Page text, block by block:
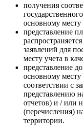
получения
основному месту
представление
заявлений для
месту учета в
представление
основному месту
соответствии с
представлению
отчетов) и / или
(перечисления)
территории.